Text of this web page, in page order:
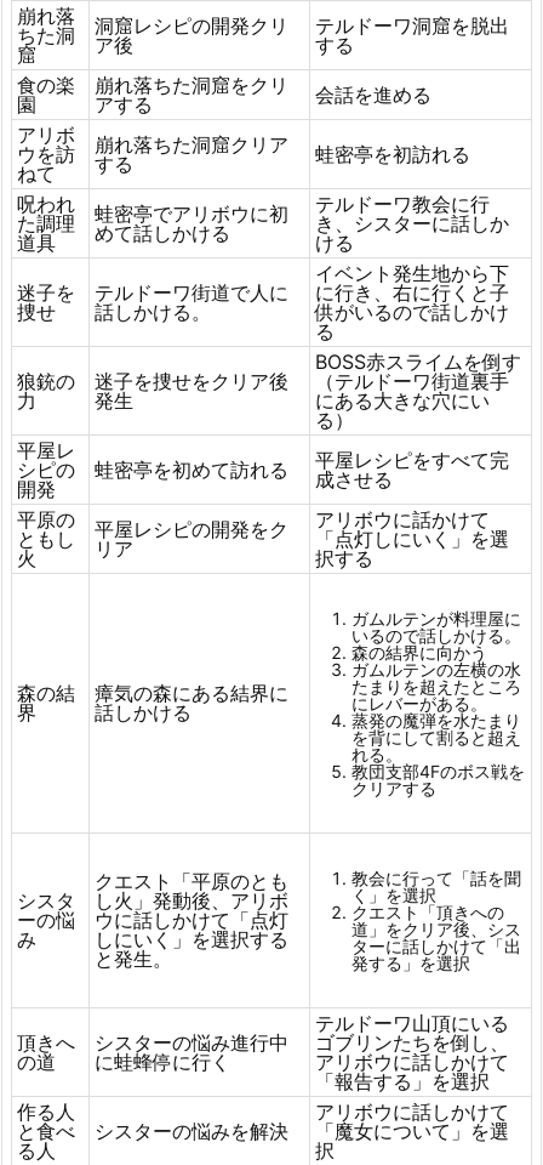
崩れ落
ちた洞
窟
洞窟レシピの開発クリ
ア後
テルドーワ洞窟を脱出
する
食の楽
園
崩れ落ちた洞窟をクリ
アする
会話を進める
アリボ
ウを訪
ねて
崩れ落ちた洞窟クリア
する
蛙密亭を初訪れる
呪われ
た調理
道具
蛙密亭でアリボウに初
めて話しかける
テルドーワ教会に行
き、シスターに話しか
ける
迷子を
捜せ
テルドーワ街道で人に
話しかける。
イベント発生地から下
に行き、右に行くと子
供がいるので話しかけ
る
狼銃の
力
迷子を捜せをクリア後
発生
BOSS赤スライムを倒す
（テルドーワ街道裏手
にある大きな穴にい
る）
平屋レ
シピの
開発
蛙密亭を初めて訪れる
平屋レシピをすべて完
成させる
平原の
ともし
火
平屋レシピの開発をク
リア
アリボウに話かけて
「点灯しにいく」を選
択する
森の結
界
瘴気の森にある結界に
話しかける
ガムルテンが料理屋に
いるので話しかける。
森の結界に向かう
ガムルテンの左横の水
たまりを超えたところ
にレバーがある。
蒸発の魔弾を水たまり
を背にして割ると超え
れる。
教団支部4Fのボス戦を
クリアする
シスタ
ーの悩
み
クエスト「平原のとも
し火」発動後、アリボ
ウに話しかけて「点灯
しにいく」を選択する
と発生。
教会に行って「話を聞
く」を選択
クエスト「頂きへの
道」をクリア後、シス
ターに話しかけて「出
発する」を選択
頂きへ
の道
シスターの悩み進行中
に蛙蜂停に行く
テルドーワ山頂にいる
ゴブリンたちを倒し、
アリボウに話しかけて
「報告する」を選択
作る人
と食べ
る人
シスターの悩みを解決
アリボウに話しかけて
「魔女について」を選
択